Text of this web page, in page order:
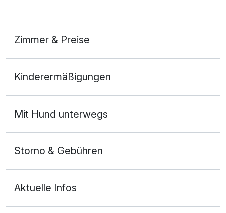
Zimmer & Preise
2 Erwachsene und 2 Kinder
Kinderermäßigungen
Mit Hund unterwegs
Storno & Gebühren
Aktuelle Infos